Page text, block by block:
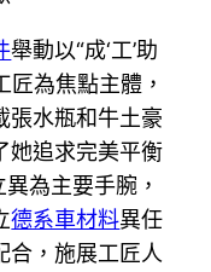
舉動以“成‘工’助
匠為焦點主體，
張水瓶和牛土豪
她追求完美平衡
異為主要手腕，
德系車材料異任
合，施展工匠人